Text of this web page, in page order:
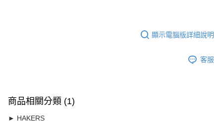
顯示電腦版詳細說明
客服
商品相關分類 (1)
► HAKERS